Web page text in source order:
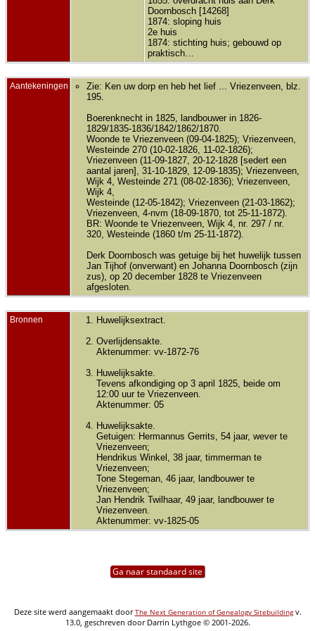
Doornbosch [14268]
1874: sloping huis
2e huis
1874: stichting huis; gebouwd op
praktisch…
Aantekeningen
Zie: Ken uw dorp en heb het lief ... Vriezenveen, blz.
195.
Boerenknecht in 1825, landbouwer in 1826-
1829/1835-1836/1842/1862/1870.
Woonde te Vriezenveen (09-04-1825); Vriezenveen,
Westeinde 270 (10-02-1826, 11-02-1826);
Vriezenveen (11-09-1827, 20-12-1828 [sedert een
aantal jaren], 31-10-1829, 12-09-1835); Vriezenveen,
Wijk 4, Westeinde 271 (08-02-1836); Vriezenveen,
Wijk 4,
Westeinde (12-05-1842); Vriezenveen (21-03-1862);
Vriezenveen, 4-nvm (18-09-1870, tot 25-11-1872).
BR: Woonde te Vriezenveen, Wijk 4, nr. 297 / nr.
320, Westeinde (1860 t/m 25-11-1872).
Derk Doornbosch was getuige bij het huwelijk tussen
Jan Tijhof (onverwant) en Johanna Doornbosch (zijn
zus), op 20 december 1828 te Vriezenveen
afgesloten.
Bronnen
Huwelijksextract.
Overlijdensakte.
Aktenummer: vv-1872-76
Huwelijksakte.
Tevens afkondiging op 3 april 1825, beide om
12:00 uur te Vriezenveen.
Aktenummer: 05
Huwelijksakte.
Getuigen: Hermannus Gerrits, 54 jaar, wever te
Vriezenveen;
Hendrikus Winkel, 38 jaar, timmerman te
Vriezenveen;
Tone Stegeman, 46 jaar, landbouwer te
Vriezenveen;
Jan Hendrik Twilhaar, 49 jaar, landbouwer te
Vriezenveen.
Aktenummer: vv-1825-05
Ga naar standaard site
Deze site werd aangemaakt doorThe Next Generation of Genealogy Sitebuildingv.
13.0, geschreven door Darrin Lythgoe © 2001-2026.